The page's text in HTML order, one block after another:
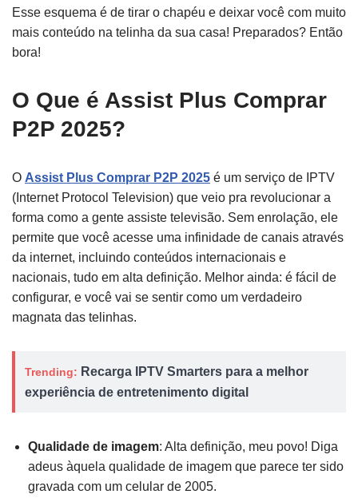
Esse esquema é de tirar o chapéu e deixar você com muito
mais conteúdo na telinha da sua casa! Preparados? Então
bora!
O Que é Assist Plus Comprar
P2P 2025?
O Assist Plus Comprar P2P 2025 é um serviço de IPTV
(Internet Protocol Television) que veio pra revolucionar a
forma como a gente assiste televisão. Sem enrolação, ele
permite que você acesse uma infinidade de canais através
da internet, incluindo conteúdos internacionais e
nacionais, tudo em alta definição. Melhor ainda: é fácil de
configurar, e você vai se sentir como um verdadeiro
magnata das telinhas.
Trending: Recarga IPTV Smarters para a melhor
experiência de entretenimento digital
Qualidade de imagem: Alta definição, meu povo! Diga
adeus àquela qualidade de imagem que parece ter sido
gravada com um celular de 2005.